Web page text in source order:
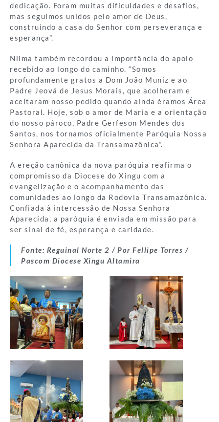
dedicação. Foram muitas dificuldades e desafios,
mas seguimos unidos pelo amor de Deus,
construindo a casa do Senhor com perseverança e
esperança”.
Nilma também recordou a importância do apoio
recebido ao longo do caminho. “Somos
profundamente gratos a Dom João Muniz e ao
Padre Jeová de Jesus Morais, que acolheram e
aceitaram nosso pedido quando ainda éramos Área
Pastoral. Hoje, sob o amor de Maria e a orientação
do nosso pároco, Padre Gerfeson Mendes dos
Santos, nos tornamos oficialmente Paróquia Nossa
Senhora Aparecida da Transamazônica”.
A ereção canônica da nova paróquia reafirma o
compromisso da Diocese do Xingu com a
evangelização e o acompanhamento das
comunidades ao longo da Rodovia Transamazônica.
Confiada à intercessão de Nossa Senhora
Aparecida, a paróquia é enviada em missão para
ser sinal de fé, esperança e caridade.
Fonte: Reguinal Norte 2 / Por Fellipe Torres /
Pascom Diocese Xingu Altamira